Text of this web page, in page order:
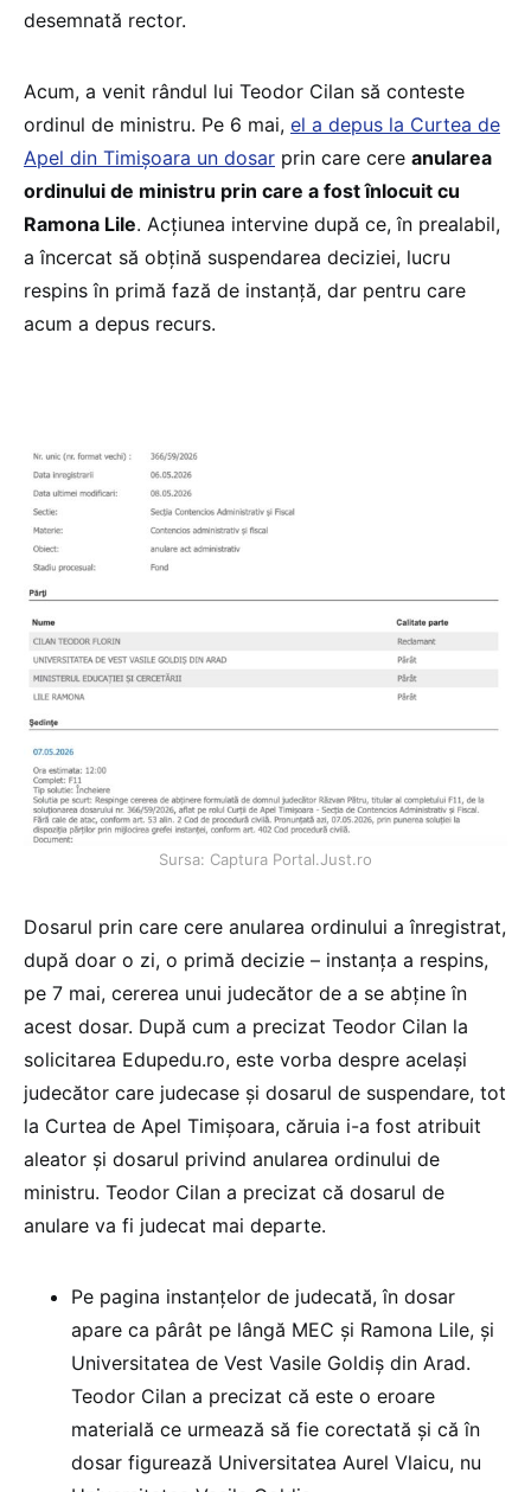
desemnată rector.
Acum, a venit rândul lui Teodor Cilan să conteste
ordinul de ministru. Pe 6 mai, el a depus la Curtea de
Apel din Timișoara un dosar prin care cere anularea
ordinului de ministru prin care a fost înlocuit cu
Ramona Lile. Acțiunea intervine după ce, în prealabil,
a încercat să obțină suspendarea deciziei, lucru
respins în primă fază de instanță, dar pentru care
acum a depus recurs.
Sursa: Captura Portal.Just.ro
Dosarul prin care cere anularea ordinului a înregistrat,
după doar o zi, o primă decizie – instanța a respins,
pe 7 mai, cererea unui judecător de a se abține în
acest dosar. După cum a precizat Teodor Cilan la
solicitarea Edupedu.ro, este vorba despre același
judecător care judecase și dosarul de suspendare, tot
la Curtea de Apel Timișoara, căruia i-a fost atribuit
aleator și dosarul privind anularea ordinului de
ministru. Teodor Cilan a precizat că dosarul de
anulare va fi judecat mai departe.
Pe pagina instanțelor de judecată, în dosar
apare ca pârât pe lângă MEC și Ramona Lile, și
Universitatea de Vest Vasile Goldiș din Arad.
Teodor Cilan a precizat că este o eroare
materială ce urmează să fie corectată și că în
dosar figurează Universitatea Aurel Vlaicu, nu